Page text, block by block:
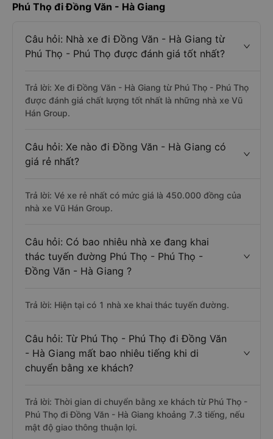
Phú Thọ đi Đồng Văn - Hà Giang
Câu hỏi: Nhà xe đi Đồng Văn - Hà Giang từ
Phú Thọ - Phú Thọ được đánh giá tốt nhất?
Trả lời: Xe đi Đồng Văn - Hà Giang từ Phú Thọ - Phú Thọ
được đánh giá chất lượng tốt nhất là những nhà xe Vũ
Hán Group.
Câu hỏi: Xe nào đi Đồng Văn - Hà Giang có
giá rẻ nhất?
Trả lời: Vé xe rẻ nhất có mức giá là 450.000 đồng của
nhà xe Vũ Hán Group.
Câu hỏi: Có bao nhiêu nhà xe đang khai
thác tuyến đường Phú Thọ - Phú Thọ -
Đồng Văn - Hà Giang ?
Trả lời: Hiện tại có 1 nhà xe khai thác tuyến đường.
Câu hỏi: Từ Phú Thọ - Phú Thọ đi Đồng Văn
- Hà Giang mất bao nhiêu tiếng khi di
chuyển bằng xe khách?
Trả lời: Thời gian di chuyển bằng xe khách từ Phú Thọ -
Phú Thọ đi Đồng Văn - Hà Giang khoảng 7.3 tiếng, nếu
mật độ giao thông thuận lợi.